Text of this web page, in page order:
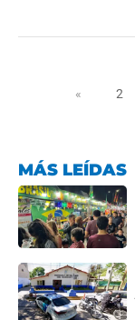
« 2
MÁS LEÍDAS